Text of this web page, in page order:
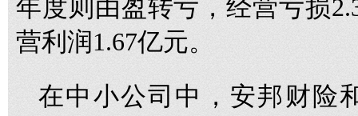
年度则由盈转亏，经营亏损
营利润1.67亿元。
在中小公司中，安邦财险